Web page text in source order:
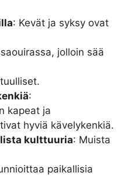
: Kevät ja syksy ovat
jolloin sää
:
kapeat ja
hyviä kävelykenkiä.
kulttuuria: Muista
paikallisia